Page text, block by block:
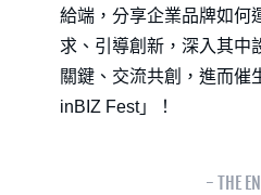
給端，分享企業品牌如何
求、引導創新，深入其中
關鍵、交流共創，進而催
inBIZ Fest」！
- THE